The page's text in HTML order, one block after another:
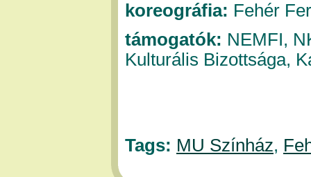
koreográfia: Fehér
támogatók: NEMFI,
Kulturális Bizottsága,
Tags: MU Színház,